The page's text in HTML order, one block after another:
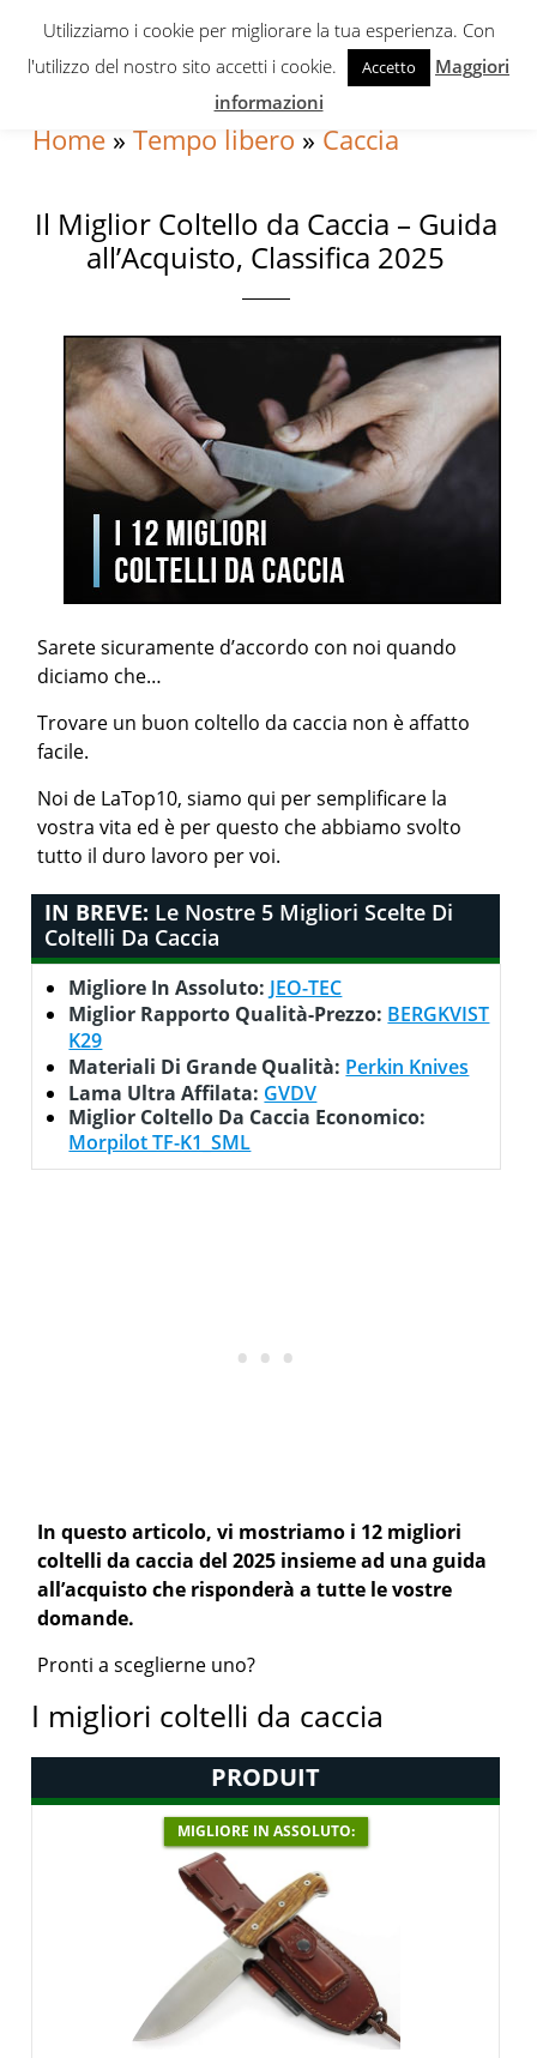
Skip
navigation
Skip
Skip
sidebar
Home »Tempo libero » Caccia
Il Miglior Coltello da Caccia – Guida
all’Acquisto, Classifica 2025
Sarete sicuramente d’accordo con noi quando
diciamo che…
Trovare un buon coltello da caccia non è affatto
facile.
Noi de LaTop10, siamo qui per semplificare la
vostra vita ed è per questo che abbiamo svolto
tutto il duro lavoro per voi.
IN BREVE: Le Nostre 5 Migliori Scelte Di
Coltelli Da Caccia
Migliore In Assoluto: JEO-TEC
Miglior Rapporto Qualità-Prezzo: BERGKVIST
K29
Materiali Di Grande Qualità: ‎Perkin Knives
Lama Ultra Affilata: GVDV
Miglior Coltello Da Caccia Economico:
Morpilot ‎TF-K1_SML
In questo articolo, vi mostriamo i 12 migliori
coltelli da caccia del 2025 insieme ad una guida
all’acquisto che risponderà a tutte le vostre
domande.
Pronti a sceglierne uno?
I migliori coltelli da caccia
PRODUIT
MIGLIORE IN ASSOLUTO:
Utilizziamo i cookie per migliorare la tua esperienza. Con
l'utilizzo del nostro sito accetti i cookie.
Accetto
Maggiori
informazioni